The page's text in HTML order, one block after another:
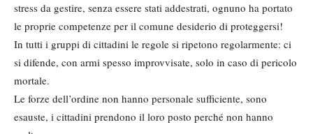
stress da gestire, senza essere stati addestrati, ognuno ha portato
le proprie competenze per il comune desiderio di proteggersi!
In tutti i gruppi di cittadini le regole si ripetono regolarmente: ci
si difende, con armi spesso improvvisate, solo in caso di pericolo
mortale.
Le forze dell’ordine non hanno personale sufficiente, sono
esauste, i cittadini prendono il loro posto perché non hanno